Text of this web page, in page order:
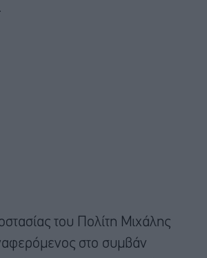
του Πολίτη Μιχάλης
στο συμβάν